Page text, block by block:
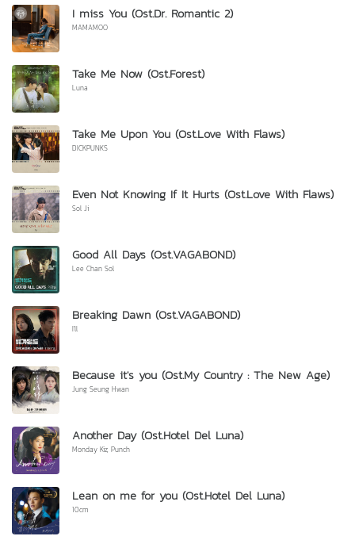
I miss You (Ost.Dr. Romantic 2)
MAMAMOO
Take Me Now (Ost.Forest)
Luna
Take Me Upon You (Ost.Love With Flaws)
DICKPUNKS
Even Not Knowing If It Hurts (Ost.Love With Flaws)
Sol Ji
Good All Days (Ost.VAGABOND)
Lee Chan Sol
Breaking Dawn (Ost.VAGABOND)
I'll
Because it's you (Ost.My Country : The New Age)
Jung Seung Hwan
Another Day (Ost.Hotel Del Luna)
Monday Kiz, Punch
Lean on me for you (Ost.Hotel Del Luna)
10cm